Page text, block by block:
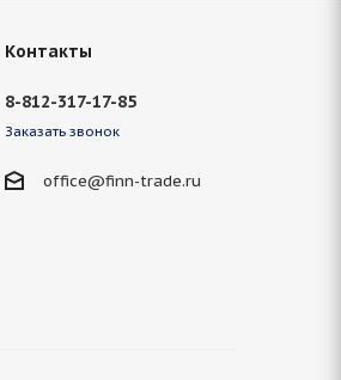
Контакты
8-812-317-17-85
Заказать звонок
office@finn-trade.ru